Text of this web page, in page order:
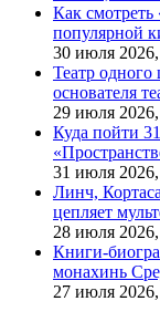
Как
популярной
30 июля 2026,
Театр одного
основателя
29 июля 2026,
Куда пойти
31 июля 2026,
Линч,
цепляет
28 июля 2026,
Книги-
монахинь
27 июля 2026,